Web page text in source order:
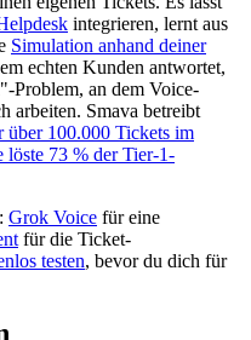
integrieren, lernt aus
Simulation anhand deiner
echten Kunden antwortet,
Problem, an dem Voice-
arbeiten. Smava betreibt
über 100.000 Tickets im
löste 73 % der Tier-1-
Grok Voice für eine
für die Ticket-
testen, bevor du dich für